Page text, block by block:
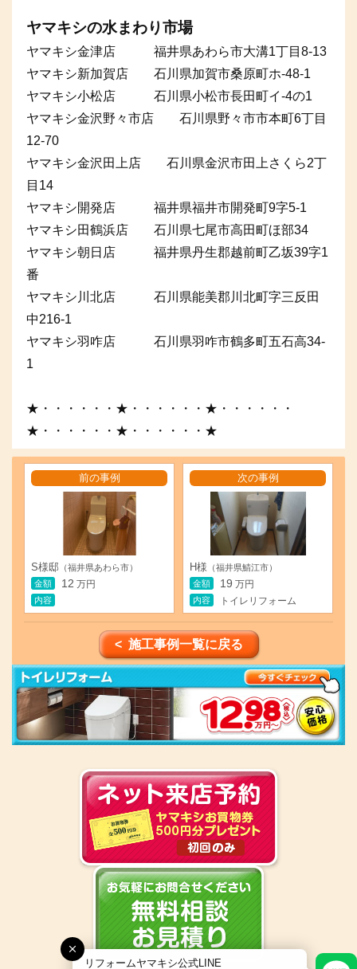
ヤマキシの水まわり市場
ヤマキシ金津店 福井県あわら市大溝1丁目8-13
ヤマキシ新加賀店 石川県加賀市桑原町ホ-48-1
ヤマキシ小松店 石川県小松市長田町イ-4の1
ヤマキシ金沢野々市店 石川県野々市市本町6丁目
12-70
ヤマキシ金沢田上店 石川県金沢市田上さくら2丁
目14
ヤマキシ開発店 福井県福井市開発町9字5-1
ヤマキシ田鶴浜店 石川県七尾市高田町ほ部34
ヤマキシ朝日店 福井県丹生郡越前町乙坂39字1
番
ヤマキシ川北店 石川県能美郡川北町字三反田
中216-1
ヤマキシ羽咋店 石川県羽咋市鶴多町五石高34-
1
★・・・・・・★・・・・・・★・・・・・・
★・・・・・・★・・・・・・★
前の事例
S様邸 （福井県あわら市）
金額
12 万円
内容
次の事例
H様 （福井県鯖江市）
金額
19 万円
内容
トイレリフォーム
< 施工事例一覧に戻る
リフォームヤマキシ公式LINE